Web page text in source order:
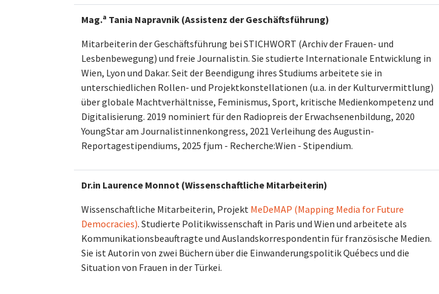
Mag.a Tania Napravnik (Assistenz der Geschäftsführung)
Mitarbeiterin der Geschäftsführung bei STICHWORT (Archiv der Frauen- und
Lesbenbewegung) und freie Journalistin. Sie studierte Internationale Entwicklung in
Wien, Lyon und Dakar. Seit der Beendigung ihres Studiums arbeitete sie in
unterschiedlichen Rollen- und Projektkonstellationen (u.a. in der Kulturvermittlung)
über globale Machtverhältnisse, Feminismus, Sport, kritische Medienkompetenz und
Digitalisierung. 2019 nominiert für den Radiopreis der Erwachsenenbildung, 2020
YoungStar am Journalistinnenkongress, 2021 Verleihung des Augustin-
Reportagestipendiums, 2025 fjum - Recherche:Wien - Stipendium.
Dr.in Laurence Monnot (Wissenschaftliche Mitarbeiterin)
Wissenschaftliche Mitarbeiterin, Projekt MeDeMAP (Mapping Media for Future
Democracies). Studierte Politikwissenschaft in Paris und Wien und arbeitete als
Kommunikationsbeauftragte und Auslandskorrespondentin für französische Medien.
Sie ist Autorin von zwei Büchern über die Einwanderungspolitik Québecs und die
Situation von Frauen in der Türkei.